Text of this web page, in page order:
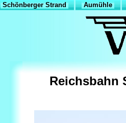
Schönberger Strand Aumühle
Reichsbahn